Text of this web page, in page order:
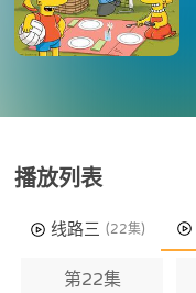
播放列表
线路三 (22集)
第22集